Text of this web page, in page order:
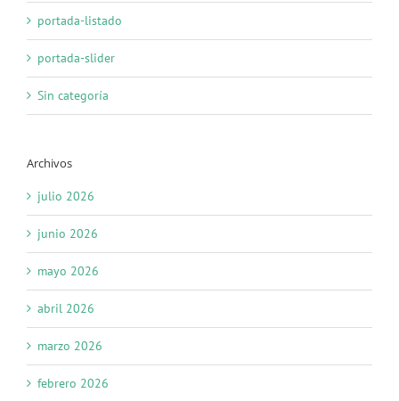
portada-listado
portada-slider
Sin categoría
Archivos
julio 2026
junio 2026
mayo 2026
abril 2026
marzo 2026
febrero 2026